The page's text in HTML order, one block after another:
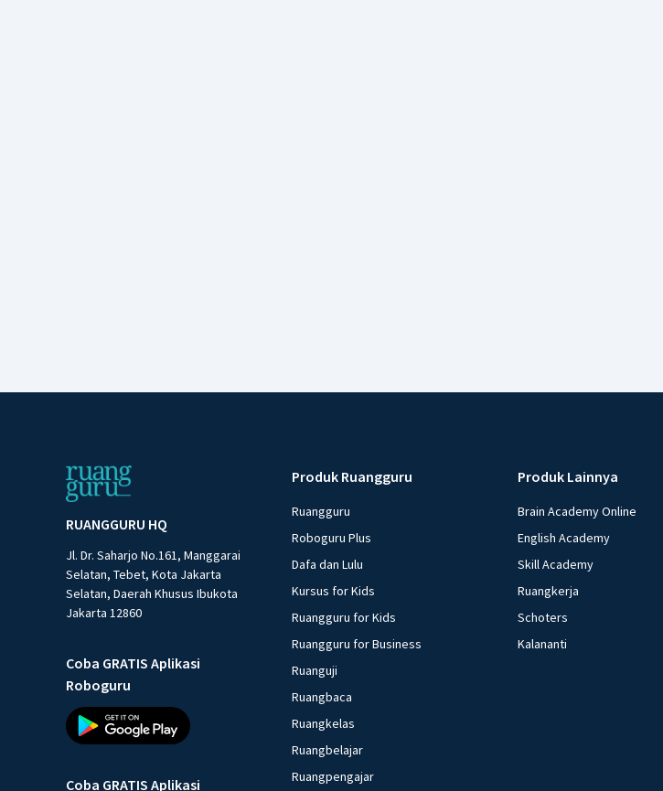
RUANGGURU HQ
Jl. Dr. Saharjo No.161, Manggarai
Selatan, Tebet, Kota Jakarta
Selatan, Daerah Khusus Ibukota
Jakarta 12860
Coba GRATIS Aplikasi
Roboguru
Coba GRATIS Aplikasi
Produk Ruangguru
Ruangguru
Roboguru Plus
Dafa dan Lulu
Kursus for Kids
Ruangguru for Kids
Ruangguru for Business
Ruanguji
Ruangbaca
Ruangkelas
Ruangbelajar
Ruangpengajar
Produk Lainnya
Brain Academy Online
English Academy
Skill Academy
Ruangkerja
Schoters
Kalananti